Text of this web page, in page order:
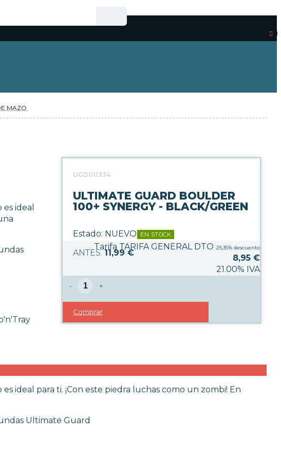
MAZO
UGD011334
ULTIMATE GUARD BOULDER
100+ SYNERGY - BLACK/GREEN
Estado: NUEVO EN STOCK
11,99 €
Tarifa TARIFA GENERAL DTO 25,35% descuento
8,95 €
21.00% IVA
- +
Comprar
ideal
ideal para ti. ¡Con este piedra luchas como un zombi! En
Ultimate Guard